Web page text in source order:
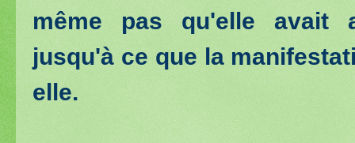
même pas qu'elle avait
jusqu'à ce que la
elle.